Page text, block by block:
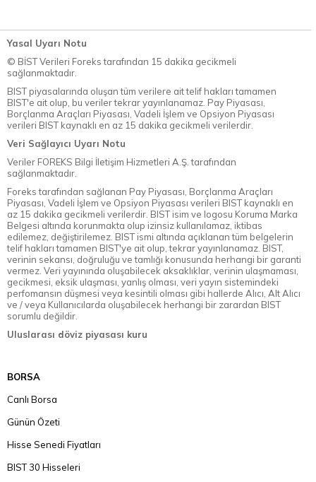
Yasal Uyarı Notu
© BİST Verileri Foreks tarafından 15 dakika gecikmeli
sağlanmaktadır.
BIST piyasalarında oluşan tüm verilere ait telif hakları tamamen
BIST'e ait olup, bu veriler tekrar yayınlanamaz. Pay Piyasası,
Borçlanma Araçları Piyasası, Vadeli İşlem ve Opsiyon Piyasası
verileri BIST kaynaklı en az 15 dakika gecikmeli verilerdir.
Veri Sağlayıcı Uyarı Notu
Veriler FOREKS Bilgi İletişim Hizmetleri A.Ş. tarafından
sağlanmaktadır.
Foreks tarafından sağlanan Pay Piyasası, Borçlanma Araçları
Piyasası, Vadeli İşlem ve Opsiyon Piyasası verileri BIST kaynaklı en
az 15 dakika gecikmeli verilerdir. BIST isim ve logosu Koruma Marka
Belgesi altında korunmakta olup izinsiz kullanılamaz, iktibas
edilemez, değiştirilemez. BIST ismi altında açıklanan tüm belgelerin
telif hakları tamamen BIST'ye ait olup, tekrar yayınlanamaz. BIST,
verinin sekansı, doğruluğu ve tamlığı konusunda herhangi bir garanti
vermez. Veri yayınında oluşabilecek aksaklıklar, verinin ulaşmaması,
gecikmesi, eksik ulaşması, yanlış olması, veri yayın sistemindeki
perfomansın düşmesi veya kesintili olması gibi hallerde Alıcı, Alt Alıcı
ve / veya Kullanıcılarda oluşabilecek herhangi bir zarardan BIST
sorumlu değildir.
Uluslarası döviz piyasası kuru
BORSA
Canlı Borsa
Günün Özeti
Hisse Senedi Fiyatları
BIST 30 Hisseleri